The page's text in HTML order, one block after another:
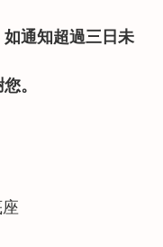
通知超過三日未
您。